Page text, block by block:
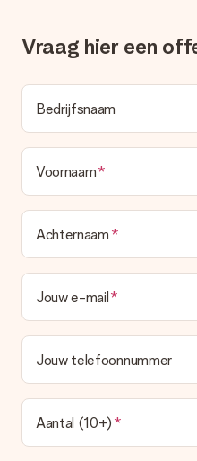
het echt een verrassing!
Vraag hier een
Bedrijfsnaam
Voornaam
Achternaam
Jouw e-mail
Jouw telefoonnummer
Aantal (10+)